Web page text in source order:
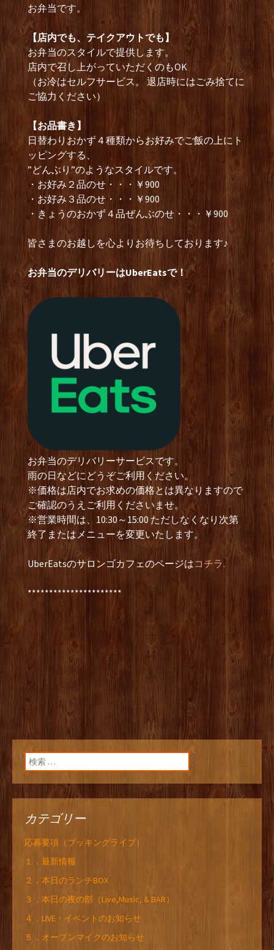
お弁当です。
【店内でも、テイクアウトでも】
お弁当のスタイルで提供します。
店内で召し上がっていただくのもOK
（お冷はセルフサービス。 退店時にはごみ捨てに
ご協力ください）
【お品書き】
日替わりおかず４種類からお好みでご飯の上にト
ッピングする、
”どんぶり”のようなスタイルです。
・お好み２品のせ・・・￥900
・お好み３品のせ・・・￥900
・きょうのおかず４品ぜんぶのせ・・・￥900
皆さまのお越しを心よりお待ちしております♪
お弁当のデリバリーはUberEatsで！
お弁当のデリバリーサービスです。
雨の日などにどうぞご利用ください。
※価格は店内でお求めの価格とは異なりますので
ご確認のうえご利用くださいませ。
※営業時間は、10:30～15:00 ただしなくなり次第
終了またはメニューを変更いたします。
UberEatsのサロンゴカフェのページはコチラ.
**********************
検索:
カテゴリー
応募要項（ブッキングライブ）
１．最新情報
２．本日のランチBOX
３．本日の夜の部（Live,Music, & BAR）
４．LIVE・イベントのお知らせ
５．オープンマイクのお知らせ